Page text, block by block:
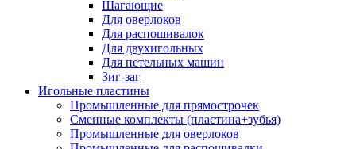
Шагающие
Для оверлоков
Для распошивалок
Для двухигольных
Для петельных машин
Зиг-заг
Игольные пластины
Промышленные для прямострочек
Сменные комплекты (пластина+зубья)
Промышленные для оверлоков